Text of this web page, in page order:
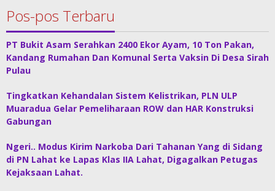
Pos-pos Terbaru
PT Bukit Asam Serahkan 2400 Ekor Ayam, 10 Ton Pakan,
Kandang Rumahan Dan Komunal Serta Vaksin Di Desa Sirah
Pulau
Tingkatkan Kehandalan Sistem Kelistrikan, PLN ULP
Muaradua Gelar Pemeliharaan ROW dan HAR Konstruksi
Gabungan
Ngeri.. Modus Kirim Narkoba Dari Tahanan Yang di Sidang
di PN Lahat ke Lapas Klas IIA Lahat, Digagalkan Petugas
Kejaksaan Lahat.